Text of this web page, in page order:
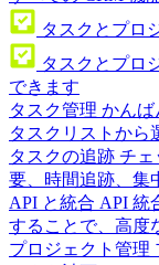
タスクとプロ
タスクとプロ
できます
タスク管理 かんば
タスクリストから
タスクの追跡 チェ
要、時間追跡、集
API と統合 API 統
することで、高度
プロジェクト管理